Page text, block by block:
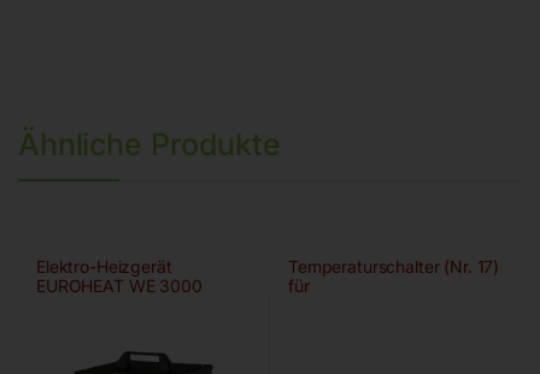
Ähnliche Produkte
Elektro-Heizgerät
EUROHEAT WE 3000
Temperaturschalter (Nr. 17)
für